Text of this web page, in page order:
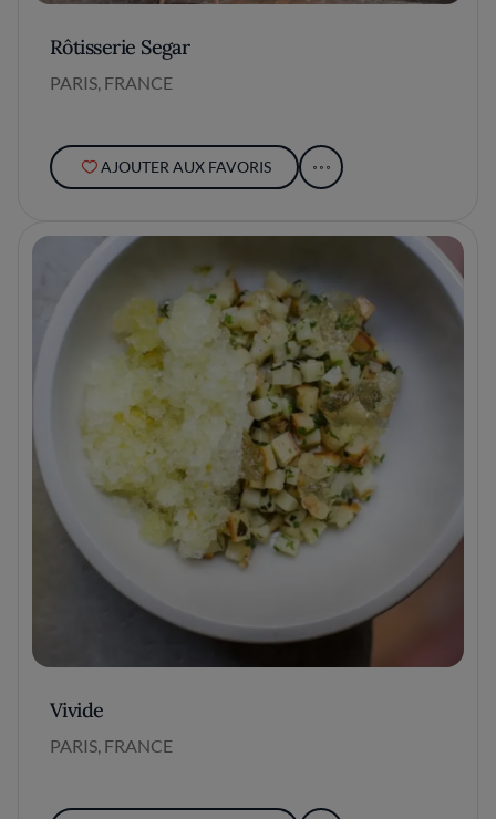
Rôtisserie Segar
PARIS, FRANCE
AJOUTER AUX FAVORIS
Vivide
PARIS, FRANCE